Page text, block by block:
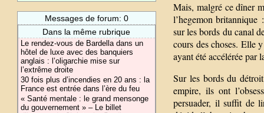
Messages de forum: 0
Dans la même rubrique
Le rendez-vous de Bardella dans un
hôtel de luxe avec des banquiers
anglais : l’oligarchie mise sur
l’extrême droite
30 fois plus d’incendies en 20 ans : la
France est entrée dans l’ère du feu
« Santé mentale : le grand mensonge
du gouvernement » – Le billet
Mais, malgré ce dîner
l’hegemon
sur les bords du canal
cours des choses. Elle
ayant été accélérée par
Sur les bords du
empire, ils ont
persuader, il suffit de